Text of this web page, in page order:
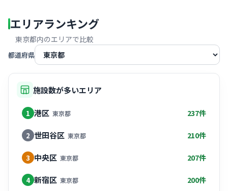
エリアランキング
東京都内のエリアで比較
都道府県
施設数が多いエリア
1 港区 東京都 237件
2 世田谷区 東京都 210件
3 中央区 東京都 207件
4 新宿区 東京都 200件